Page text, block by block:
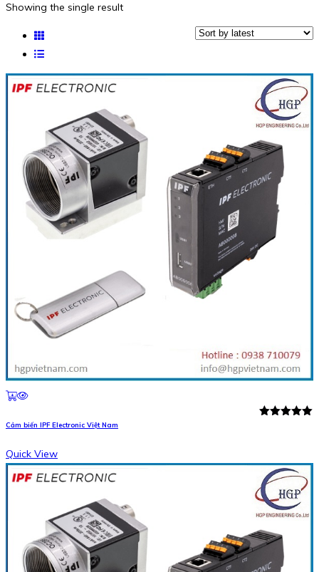
Showing the single result
Cảm biến IPF Electronic Việt Nam
Quick View